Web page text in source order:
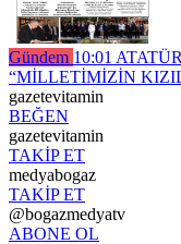
Gündem 10:01
“MİLLETİMİZİN
gazetevitamin
BEĞEN
gazetevitamin
TAKİP ET
medyabogaz
TAKİP ET
@bogazmedyatv
ABONE OL